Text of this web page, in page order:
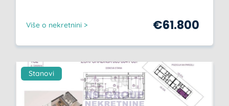
Više o nekretnini > €61.800
Stanovi